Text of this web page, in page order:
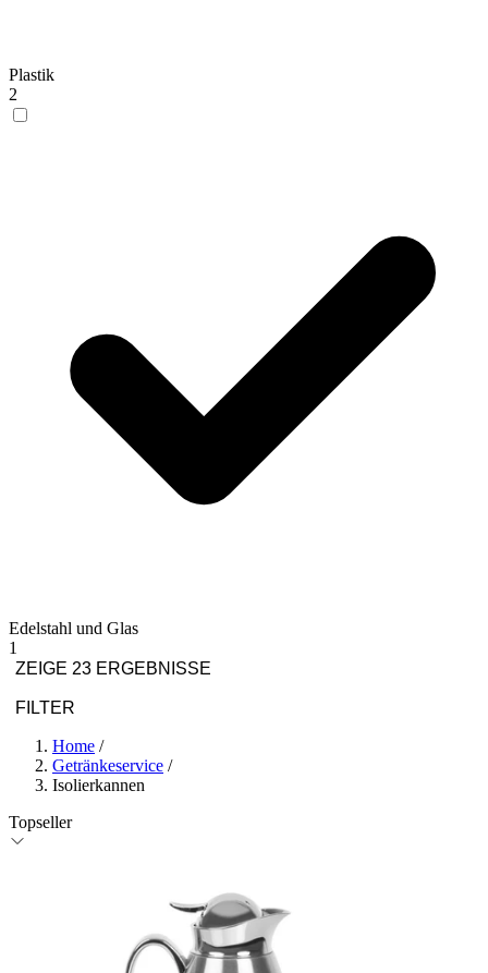
Plastik
2
Edelstahl und Glas
1
ZEIGE 23 ERGEBNISSE
FILTER
Home /
Getränkeservice /
Isolierkannen
Topseller